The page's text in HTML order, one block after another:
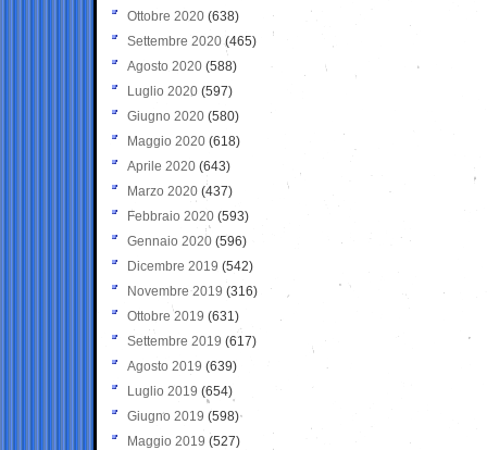
Ottobre 2020 (638)
Settembre 2020(465)
Agosto 2020 (588)
Luglio 2020 (597)
Giugno 2020 (580)
Maggio 2020 (618)
Aprile 2020 (643)
Marzo 2020 (437)
Febbraio 2020 (593)
Gennaio 2020 (596)
Dicembre 2019 (542)
Novembre 2019 (316)
Ottobre 2019 (631)
Settembre 2019 (617)
Agosto 2019 (639)
Luglio 2019 (654)
Giugno 2019 (598)
Maggio 2019 (527)